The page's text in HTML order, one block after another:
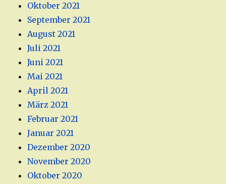
Oktober 2021
September 2021
August 2021
Juli 2021
Juni 2021
Mai 2021
April 2021
März 2021
Februar 2021
Januar 2021
Dezember 2020
November 2020
Oktober 2020